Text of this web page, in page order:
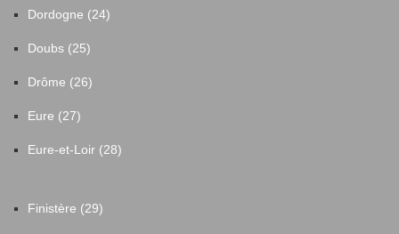
Dordogne (24)
Doubs (25)
Drôme (26)
Eure (27)
Eure-et-Loir (28)
Finistère (29)